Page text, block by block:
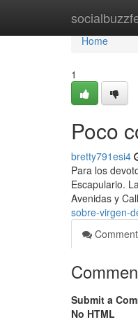
Home
Home
1
Poco
bretty791esi4
Para los
Escapulario.
Avenidas y
sobre-virgen-
Submit a
No HTML